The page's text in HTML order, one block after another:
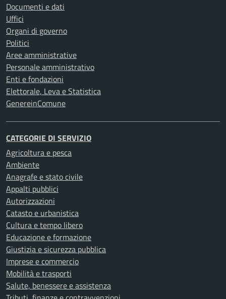
Documenti e dati
Uffici
Organi di governo
Politici
Aree amministrative
Personale amministrativo
Enti e fondazioni
Elettorale, Leva e Statistica
GenereinComune
CATEGORIE DI SERVIZIO
Agricoltura e pesca
Ambiente
Anagrafe e stato civile
Appalti pubblici
Autorizzazioni
Catasto e urbanistica
Cultura e tempo libero
Educazione e formazione
Giustizia e sicurezza pubblica
Imprese e commercio
Mobilità e trasporti
Salute, benessere e assistenza